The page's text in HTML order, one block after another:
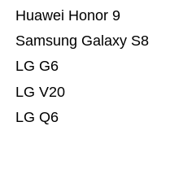
LG Q6
LG V20
LG G6
Samsung Galaxy S8
Huawei Honor 9